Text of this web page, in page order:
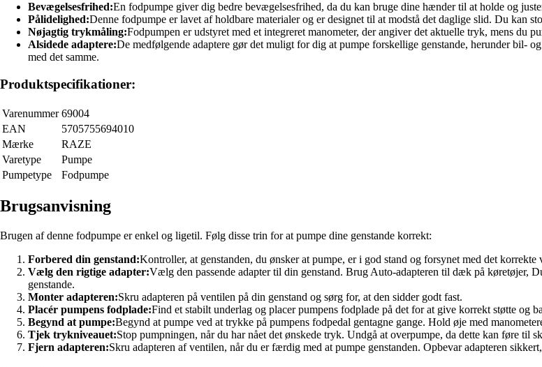
Bevægelsesfrihed:En fodpumpe giver dig bedre bevægelsesfrihed, da du kan bruge dine hænder til at holde og
Pålidelighed:Denne fodpumpe er lavet af holdbare materialer og er designet til at modstå det daglige slid. Du kan
Nøjagtig trykmåling:Fodpumpen er udstyret med et integreret manometer, der angiver det aktuelle tryk, mens
Alsidede adaptere:De medfølgende adaptere gør det muligt for dig at pumpe forskellige genstande, herunder bil-
med det samme.
Produktspecifikationer:
Varenummer 69004
EAN
5705755694010
Mærke
RAZE
Varetype
Pumpe
Pumpetype
Fodpumpe
Brugsanvisning
Brugen af denne fodpumpe er enkel og ligetil. Følg disse trin for at pumpe dine genstande korrekt:
Forbered din genstand:Kontroller, at genstanden, du ønsker at pumpe, er i god stand og forsynet med det korrekte
Vælg den rigtige adapter:Vælg den passende adapter til din genstand. Brug Auto-adapteren til dæk på køretøjer,
genstande.
Monter adapteren:Skru adapteren på ventilen på din genstand og sørg for, at den sidder godt fast.
Placér pumpens fodplade:Find et stabilt underlag og placer pumpens fodplade på det for at give korrekt støtte og
Begynd at pumpe:Begynd at pumpe ved at trykke på pumpens fodpedal gentagne gange. Hold øje med
Tjek trykniveauet:Stop pumpningen, når du har nået det ønskede tryk. Undgå at overpumpe, da dette kan føre til
Fjern adapteren:Skru adapteren af ventilen, når du er færdig med at pumpe genstanden. Opbevar adapteren